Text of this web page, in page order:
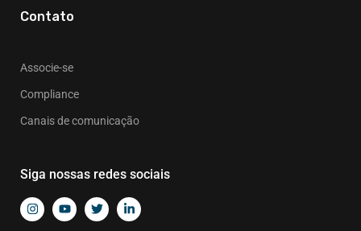
Contato
Associe-se
Compliance
Canais de comunicação
Siga nossas redes sociais